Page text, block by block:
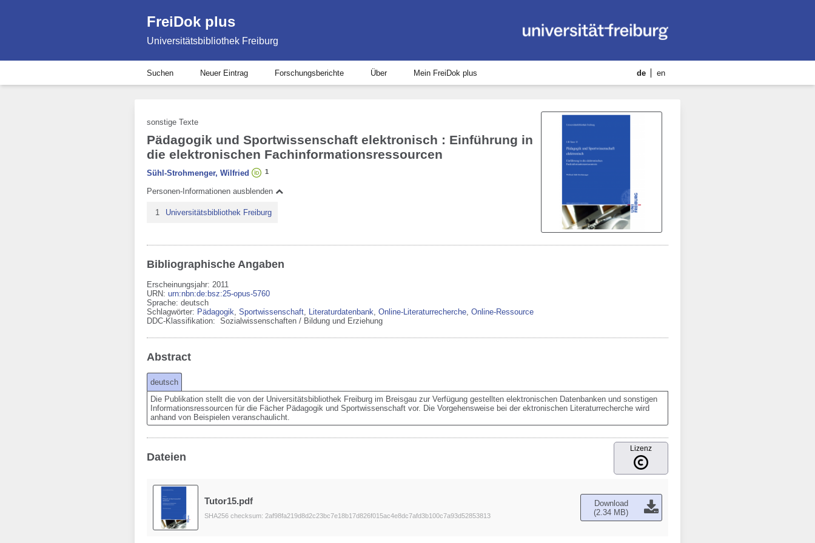
FreiDok plus
Universitätsbibliothek Freiburg
Suchen Neuer Eintrag Forschungsberichte Über Mein FreiDok plus de en
sonstige Texte
Pädagogik und Sportwissenschaft elektronisch : Einführung in
die elektronischen Fachinformationsressourcen
Sühl-Strohmenger, Wilfried 1
Personen-Informationen ausblenden
1 Universitätsbibliothek Freiburg
Bibliographische Angaben
Erscheinungsjahr: 2011
URN: urn:nbn:de:bsz:25-opus-5760
Sprache: deutsch
Schlagwörter: Pädagogik, Sportwissenschaft, Literaturdatenbank, Online-Literaturrecherche, Online-Ressource
DDC-Klassifikation: Sozialwissenschaften / Bildung und Erziehung
Abstract
deutsch
Die Publikation stellt die von der Universitätsbibliothek Freiburg im Breisgau zur Verfügung gestellten elektronischen Datenbanken und sonstigen
Informationsressourcen für die Fächer Pädagogik und Sportwissenschaft vor. Die Vorgehensweise bei der ektronischen Literaturrecherche wird
anhand von Beispielen veranschaulicht.
Dateien
Lizenz
Tutor15.pdf
SHA256 checksum: 2af98fa219d8d2c23bc7e18b17d826f015ac4e8dc7afd3b100c7a93d52853813
Download
(2.34 MB)